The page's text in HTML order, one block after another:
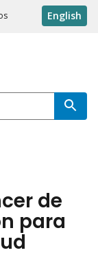
English
de
para